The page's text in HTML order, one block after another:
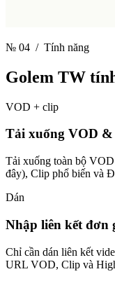
№ 04 / Tính năng
Golem TW
VOD + clip
Tải xuống VOD
Tải xuống toàn bộ
đây), Clip phổ biến và
Dán
Nhập liên kết đơn
Chỉ cần dán liên kết
URL VOD, Clip và